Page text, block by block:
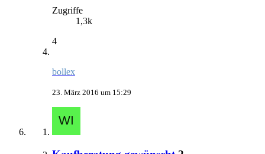
Zugriffe
1,3k
4
bollex
23. März 2016 um 15:29